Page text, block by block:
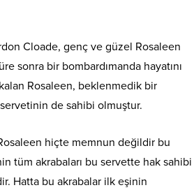
Cloade, genç ve güzel Rosaleen
sonra bir bombardımanda hayatını
Rosaleen, beklenmedik bir
de sahibi olmuştur.
hiçte memnun değildir bu
tüm akrabaları bu servette hak sahibi
Hatta bu akrabalar ilk eşinin